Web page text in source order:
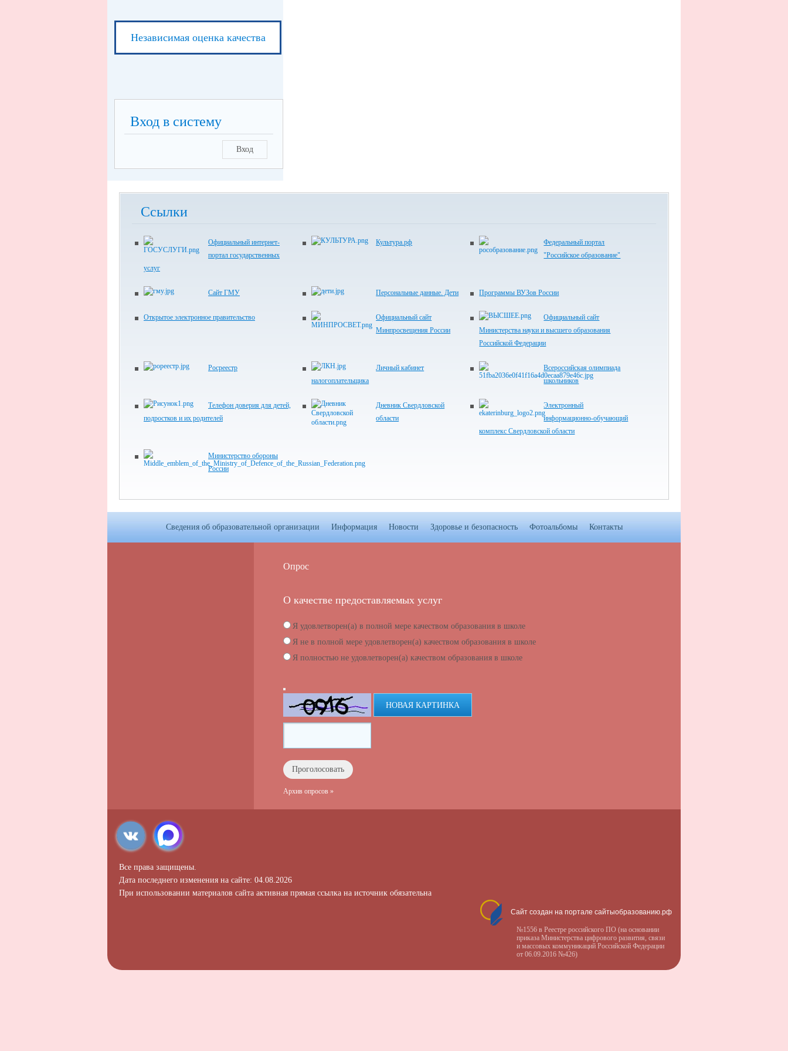
Независимая оценка качества
Вход в систему
Вход
Ссылки
Официальный интернет-
портал государственных
услуг
Культура.рф
Федеральный портал
"Российское образование"
Сайт ГМУ Персональные данные. Дети Программы ВУЗов России
Открытое электронное правительство
Официальный сайт
Минпросвещения России
Официальный сайт
Министерства науки и высшего образования
Российской Федерации
Росреестр
Личный кабинет
налогоплательщика
Всероссийская олимпиада
школьников
Телефон доверия для детей,
подростков и их родителей
Дневник Свердловской
области
Электронный
информационно-обучающий
комплекс Свердловской области
Министерство обороны
России
Сведения об образовательной организации Информация Новости Здоровье и безопасность Фотоальбомы Контакты
Опрос
О качестве предоставляемых услуг
Я удовлетворен(а) в полной мере качеством образования в школе
Я не в полной мере удовлетворен(а) качеством образования в школе
Я полностью не удовлетворен(а) качеством образования в школе
НОВАЯ КАРТИНКА
Архив опросов »
Все права защищены.
Дата последнего изменения на сайте: 04.08.2026
При использовании материалов сайта активная прямая ссылка на источник обязательна
Сайт создан на портале сайтыобразованию.рф
№1556 в Реестре российского ПО (на основании
приказа Министерства цифрового развития, связи
и массовых коммуникаций Российской Федерации
от 06.09.2016 №426)